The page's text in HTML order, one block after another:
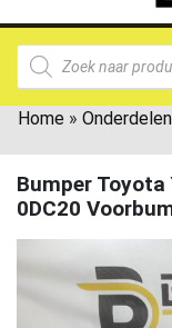
Home » Onderdelen
Bumper
0DC20